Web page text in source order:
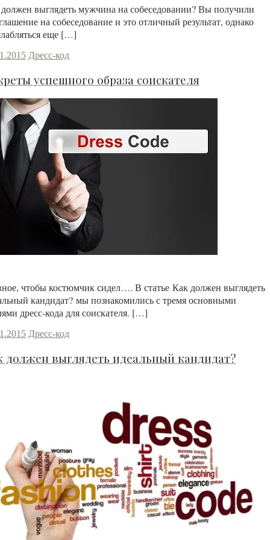
выглядеть мужчина на собеседовании? Вы получили
на собеседование и это отличный результат, однако
еще […]
Дресс-код
успешного образа соискателя
чтобы костюмчик сидел…. В статье Как должен выглядеть
кандидат? мы познакомились с тремя основными
дресс-кода для соискателя. […]
Дресс-код
должен выглядеть идеальный кандидат?